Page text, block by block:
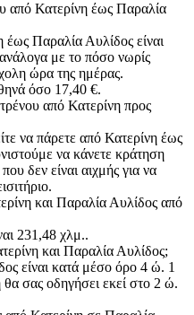
από Κατερίνη έως Παραλία
έως Παραλία Αυλίδος είναι
με το πόσο νωρίς
ώρα της ημέρας.
όσο 17,40 €.
από Κατερίνη προς
να πάρετε από Κατερίνη έως
να κάνετε κράτηση
δεν είναι αιχμής για να
και Παραλία Αυλίδος από
231,48 χλμ..
και Παραλία Αυλίδος;
είναι κατά μέσο όρο 4 ώ. 1
σας οδηγήσει εκεί στο 2 ώ.